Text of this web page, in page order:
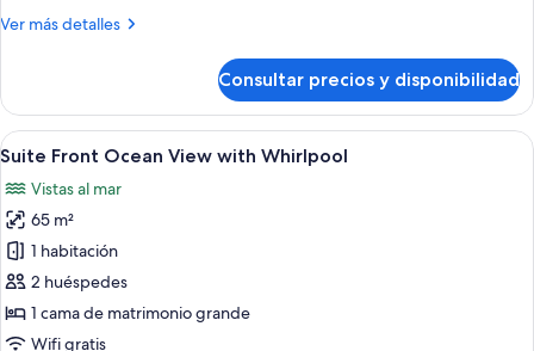
Ocean
adults)
Ver más detalles
Más
Reserve
Penthouse
Suite
Front
(4
adults)
Consultar precios y disponibilidad
Abrir
todas
las
fotos
de
Suite
Front
Ocean
Una habitación moderna con una
7
Suite Front Ocean View with Whirlpool
Vistas al mar
65 m²
1 habitación
2 huéspedes
1 cama de matrimonio grande
Wifi gratis